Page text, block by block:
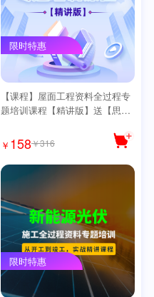
限时特惠
【课程】屋面工程资料全过程专
题培训课程【精讲版】送【思维
￥ 158￥316
限时特惠